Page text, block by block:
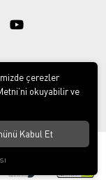
Download on
Google play
hakları saklıdır.
çerezler
okuyabilir ve
Kabul Et